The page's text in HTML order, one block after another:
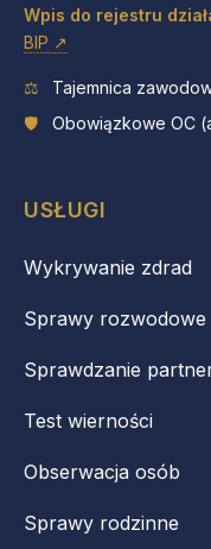
Wpis do rejestru
BIP ↗
⚖
Tajemnica
🛡
Obowiązkowe OC
USŁUGI
Wykrywanie zdrad
Sprawy rozwodowe
Sprawdzanie
Test wierności
Obserwacja osób
Sprawy rodzinne